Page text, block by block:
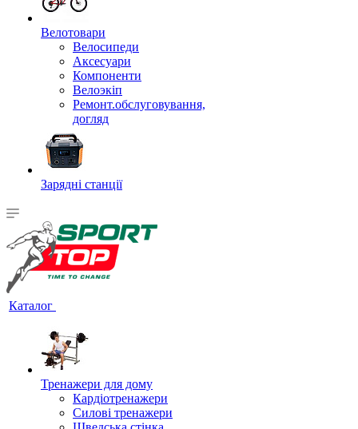
Велотовари
Велосипеди
Аксесуари
Компоненти
Велоэкіп
Ремонт.обслуговування,
догляд
Зарядні станції
Каталог
Тренажери для дому
Кардіотренажери
Силові тренажери